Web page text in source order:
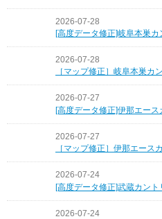
2026-07-28
[高度データ修正]岐阜本巣
2026-07-28
［マップ修正］岐阜本巣カ
2026-07-27
[高度データ修正]伊那エー
2026-07-27
［マップ修正］伊那エース
2026-07-24
[高度データ修正]武蔵カン
2026-07-24